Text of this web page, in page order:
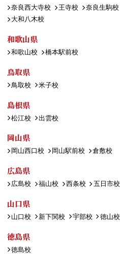
奈良西大寺校 王寺校 奈良生駒校
大和八木校
和歌山県
和歌山校 橋本駅前校
鳥取県
鳥取校 米子校
島根県
松江校 出雲校
岡山県
岡山西口校 岡山駅前校 倉敷校
広島県
広島校 福山校 西条校 五日市校
山口県
山口校 新下関校 宇部校 徳山校
徳島県
徳島校